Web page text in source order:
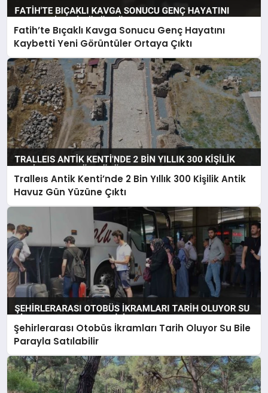
Fatih’te Bıçaklı Kavga Sonucu Genç Hayatını
Kaybetti Yeni Görüntüler Ortaya Çıktı
Tralleıs Antik Kenti’nde 2 Bin Yıllık 300 Kişilik Antik
Havuz Gün Yüzüne Çıktı
Şehirlerarası Otobüs İkramları Tarih Oluyor Su Bile
Parayla Satılabilir